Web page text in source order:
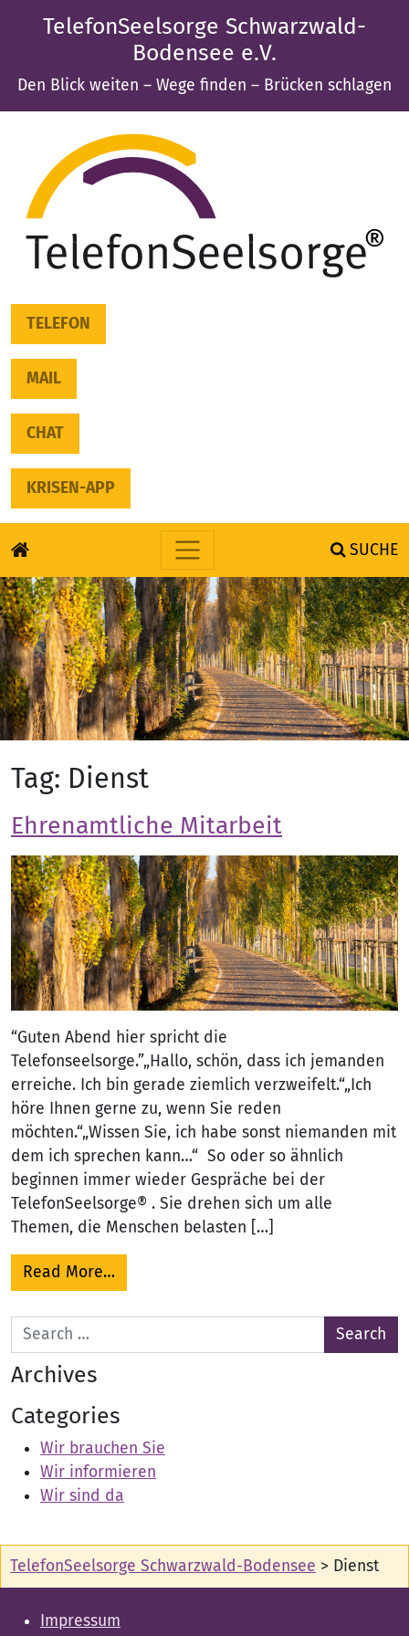
TelefonSeelsorge Schwarzwald-
Bodensee e.V.
Den Blick weiten – Wege finden – Brücken schlagen
TELEFON
MAIL
CHAT
KRISEN-APP
Skip to content
SUCHE
Tag: Dienst
Ehrenamtliche Mitarbeit
“Guten Abend hier spricht die
Telefonseelsorge.”„Hallo, schön, dass ich jemanden
erreiche. Ich bin gerade ziemlich verzweifelt.“„Ich
höre Ihnen gerne zu, wenn Sie reden
möchten.“„Wissen Sie, ich habe sonst niemanden mit
dem ich sprechen kann…“ So oder so ähnlich
beginnen immer wieder Gespräche bei der
TelefonSeelsorge® . Sie drehen sich um alle
Themen, die Menschen belasten […]
Read More…
Search for:
Archives
Categories
Wir brauchen Sie
Wir informieren
Wir sind da
TelefonSeelsorge Schwarzwald-Bodensee > Dienst
Impressum